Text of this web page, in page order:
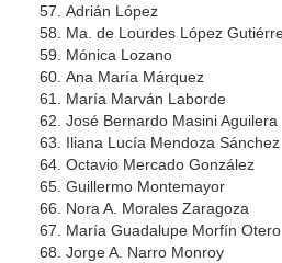
Adrián López
Ma. de Lourdes López
Mónica Lozano
Ana María Márquez
María Marván Laborde
José Bernardo Masini Aguilera
Iliana Lucía Mendoza Sánchez
Octavio Mercado González
Guillermo Montemayor
Nora A. Morales Zaragoza
María Guadalupe Morfín Otero
Jorge A. Narro Monroy